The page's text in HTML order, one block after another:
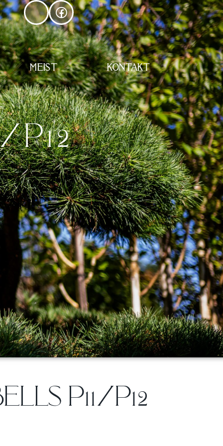
MEIST KONTAKT
P12
P11/P12